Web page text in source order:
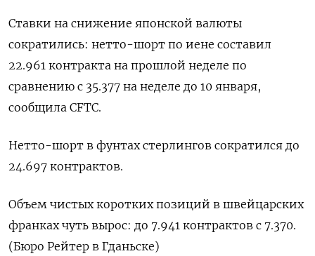
Ставки на снижение японской валюты
сократились: нетто-шорт по иене составил
22.961 контракта на прошлой неделе по
сравнению с 35.377 на неделе до 10 января,
сообщила CFTC.
Нетто-шорт в фунтах стерлингов сократился до
24.697 контрактов.
Объем чистых коротких позиций в швейцарских
франках чуть вырос: до 7.941 контрактов с 7.370.
(Бюро Рейтер в Гданьске)